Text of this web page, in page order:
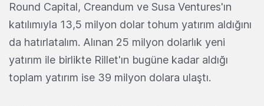
Round Capital, Creandum ve Susa Ventures'ın
katılımıyla 13,5 milyon dolar tohum yatırım aldığını
da hatırlatalım. Alınan 25 milyon dolarlık yeni
yatırım ile birlikte Rillet'ın bugüne kadar aldığı
toplam yatırım ise 39 milyon dolara ulaştı.